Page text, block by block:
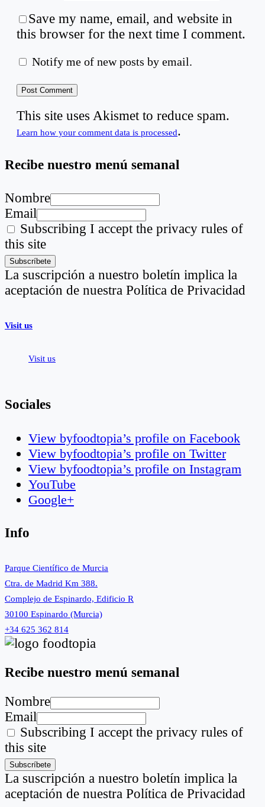
Save my name, email, and website in
this browser for the next time I comment.
Notify me of new posts by email.
This site uses Akismet to reduce spam.
Learn how your comment data is processed.
Recibe nuestro menú semanal
Nombre
Email
Subscribing I accept the privacy rules of
this site
La suscripción a nuestro boletín implica la
aceptación de nuestra Política de Privacidad
Visit us
Visit us
Sociales
View byfoodtopia’s profile on Facebook
View byfoodtopia’s profile on Twitter
View byfoodtopia’s profile on Instagram
YouTube
Google+
Info
Parque Científico de Murcia
Ctra. de Madrid Km 388.
Complejo de Espinardo, Edificio R
30100 Espinardo (Murcia)
+34 625 362 814
Recibe nuestro menú semanal
Nombre
Email
Subscribing I accept the privacy rules of
this site
La suscripción a nuestro boletín implica la
aceptación de nuestra Política de Privacidad